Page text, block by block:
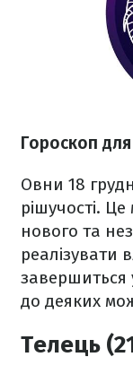
Гороскоп
Овни 18
рішучості.
нового та
реалізувати
завершиться
до деяких
Телець